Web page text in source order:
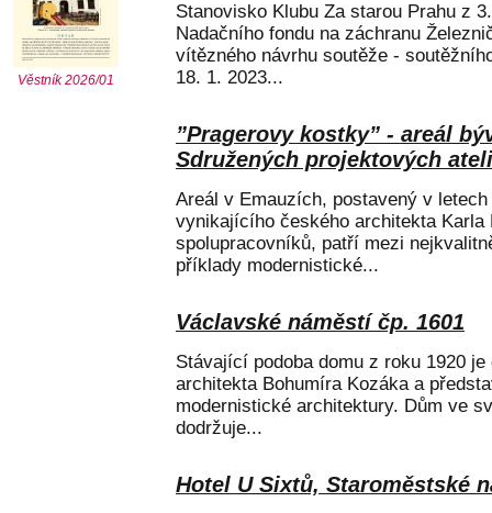
Věstník 2026/01
Stanovisko Klubu Za starou Prahu z
Nadačního fondu na záchranu
vítězného návrhu soutěže -
18. 1. 2023...
”Pragerovy kostky” - areál
Sdružených projektových
Areál v Emauzích, postavený v
vynikajícího českého architekta Karla
spolupracovníků, patří mezi
příklady modernistické...
Václavské náměstí čp. 1601
Stávající podoba domu z roku 1920
architekta Bohumíra Kozáka a
modernistické architektury. Dům ve
dodržuje...
Hotel U Sixtů, Staroměstské